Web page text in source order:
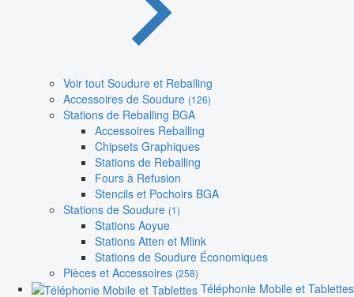
Voir tout Soudure et Reballing
Accessoires de Soudure (126)
Stations de Reballing BGA
Accessoires Reballing
Chipsets Graphiques
Stations de Reballing
Fours à Refusion
Stencils et Pochoirs BGA
Stations de Soudure (1)
Stations Aoyue
Stations Atten et Mlink
Stations de Soudure Économiques
Pièces et Accessoires (258)
Téléphonie Mobile et Tablettes